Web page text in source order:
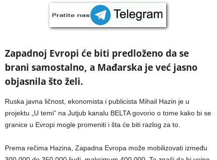
Zapadnoj Evropi će biti predloženo da se
brani samostalno, a Mađarska je već jasno
objasnila što želi.
Ruska javna ličnost, ekonomista i publicista Mihail Hazin je u
projektu „U temi“ na Jutjub kanalu BELTA govorio o tome kako bi se
granice u Evropi mogle promeniti i šta će biti razlog za to.
Prema rečima Hazina, Zapadna Evropa može mobilizovati između